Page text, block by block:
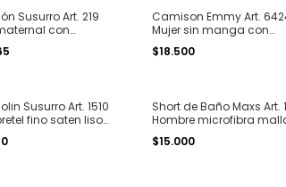
Susurro Art. 219
con
diseños surtidos
Camison Emmy Art.
Mujer sin manga con
cartera algodón
estampado "flores" T. S al
$18.500
Susurro Art. 1510
fino saten liso
de puntilla T. 1
Short de Baño Maxs Art.
Hombre microfibra
lisa con cierre en los
bolsillos T. S al XXL
$15.000